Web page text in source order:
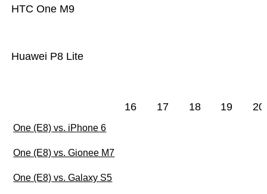
Huawei P8 Lite
HTC One M9
16 17 18 19 20
One (E8) vs. iPhone 6
One (E8) vs. Gionee M7
One (E8) vs. Galaxy S5